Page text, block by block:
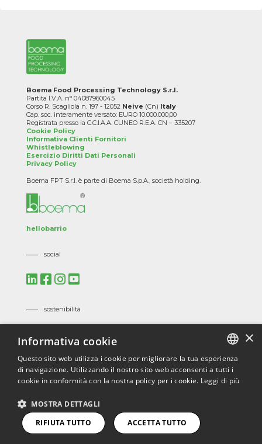
Boema Food Processing Technology S.r.l.
Partita I.V.A. n° 04087960045
Corso R. Scagliola n. 197 - 12052 Neive (Cn) Italy
Cap. soc. interamente versato: EURO 10.000.000,00
Registrata presso la C.C.I.A.A. CUNEO R.E.A. CN – 335207
Cookie Policy
Informativa Clienti Fornitori
Whistleblowing
Esercizio Diritti Dati Personali
Privacy Policy
Boema FPT S.r.l. è parte di Boema S.p.A., società holding.
hellobarrio
social
sostenibilità
Codice Etico
ECOVADIS
ITALIAN
×
Informativa cookie
Questo sito web utilizza i cookie per migliorare la tua esperienza
di navigazione. Utilizzando il nostro sito web acconsenti a tutti i
cookie in conformità con la nostra policy per i cookie. Leggi di più
ACCETTA TUTTO
RIFIUTA TUTTO
MOSTRA DETTAGLI